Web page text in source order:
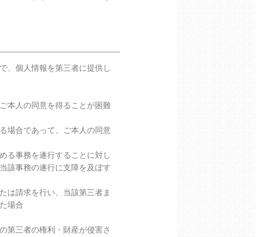
、個人情報を第三者に提供し
本人の同意を得ることが困難
場合であって、ご本人の同意
る事務を遂行することに対し
該事務の遂行に支障を及ぼす
は請求を行い、当該第三者ま
場合
第三者の権利・財産が侵害さ